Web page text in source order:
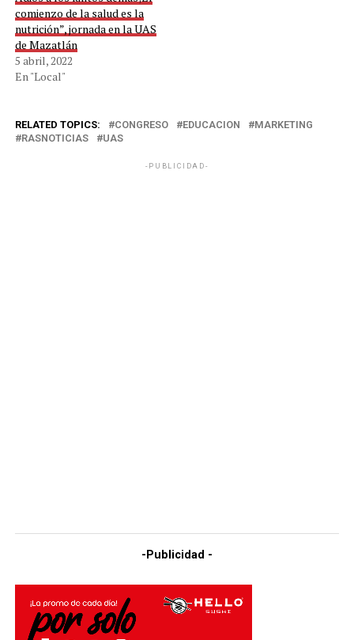
comienzo de la salud es la
nutrición”, jornada en la UAS
de Mazatlán
5 abril, 2022
En "Local"
RELATED TOPICS: CONGRESO EDUCACION
MARKETING
RASNOTICIAS
UAS
-PUBLICIDAD-
-Publicidad -